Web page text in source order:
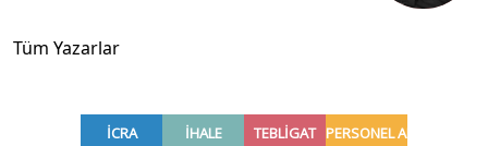
Tüm Yazarlar